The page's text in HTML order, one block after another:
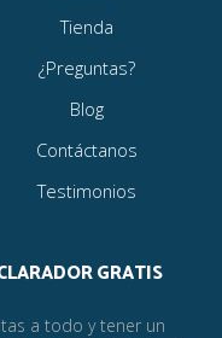
Tienda
¿Preguntas?
Blog
Contáctanos
Testimonios
GRATIS
a todo y tener un